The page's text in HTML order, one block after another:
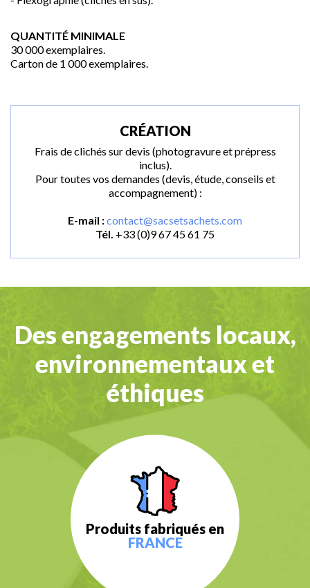
QUANTITÉ MINIMALE
30 000 exemplaires.
Carton de 1 000 exemplaires.
CRÉATION
Frais de clichés sur devis (photogravure et prépress
inclus).
Pour toutes vos demandes (devis, étude, conseils et
accompagnement) :
E-mail :contact@sacsetsachets.com
Tél. +33 (0)9 67 45 61 75
Des engagements locaux,
environnementaux et
éthiques
Produits fabriqués en
FRANCE